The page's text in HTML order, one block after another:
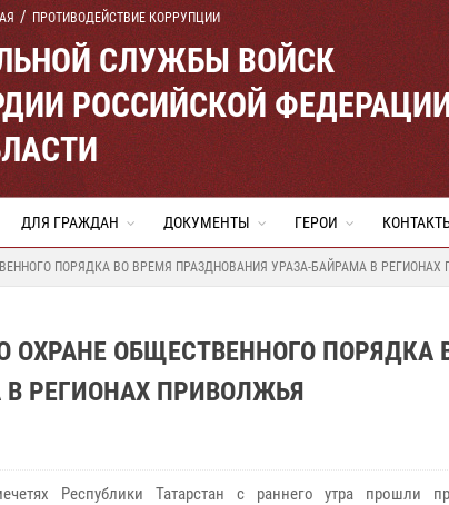
ПРОТИВОДЕЙСТВИЕ КОРРУПЦИИ
СЛУЖБЫ ВОЙСК
РОССИЙСКОЙ
ДЛЯ ГРАЖДАН ДОКУМЕНТЫ ГЕРОИ
ПОРЯДКА ВО ВРЕМЯ ПРАЗДНОВАНИЯ УРАЗА-БАЙРАМА В РЕГИОНАХ
ОБЩЕСТВЕННОГО ПОРЯДКА
РЕГИОНАХ ПРИВОЛЖЬЯ
Республики Татарстан с раннего утра прошли